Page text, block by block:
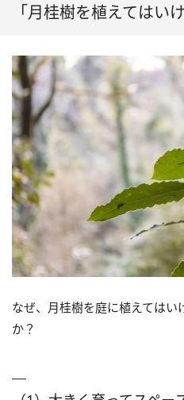
「月桂樹を植えてはい
なぜ、月桂樹を庭に植えてはい
か？